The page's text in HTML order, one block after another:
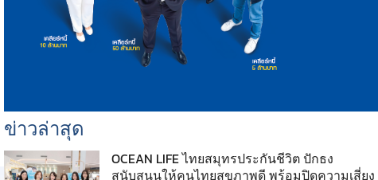
ข่าวล่าสุด
OCEAN LIFE ไทยสมุทรประกันชีวิต ปักธง
สนับสนุนให้คนไทยสุขภาพดี พร้อมปิดความเสี่ยง